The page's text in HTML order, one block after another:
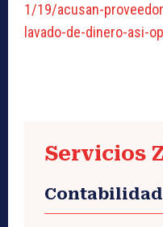
1/19/acusan-
lavado-de-dinero-asi-
Servicios
Contabilidad